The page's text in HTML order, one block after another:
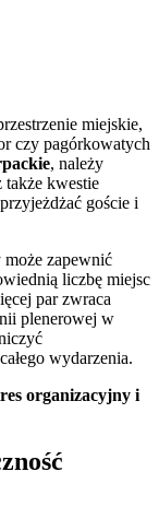
miejskie,
czy pagórkowatych
, należy
także kwestie
goście i
zapewnić
liczbę miejsc
par zwraca
plenerowej w
wydarzenia.
organizacyjny i